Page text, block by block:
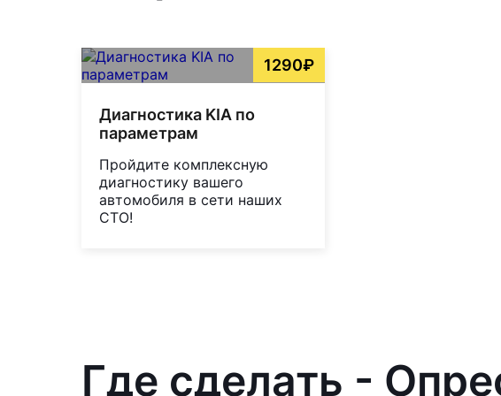
1290₽
Диагностика KIA по
параметрам
Пройдите комплексную
диагностику вашего
автомобиля в сети наших
СТО!
Где сделать -